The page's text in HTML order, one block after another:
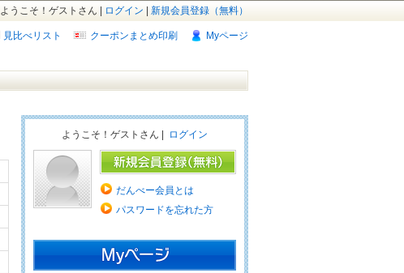
新規会員登録（無料）
ログイン
ようこそ！ゲストさん |
Myページ
クーポンまとめ印刷
見比べリスト
ようこそ！ゲストさん | ログイン
だんべー会員とは
パスワードを忘れた方